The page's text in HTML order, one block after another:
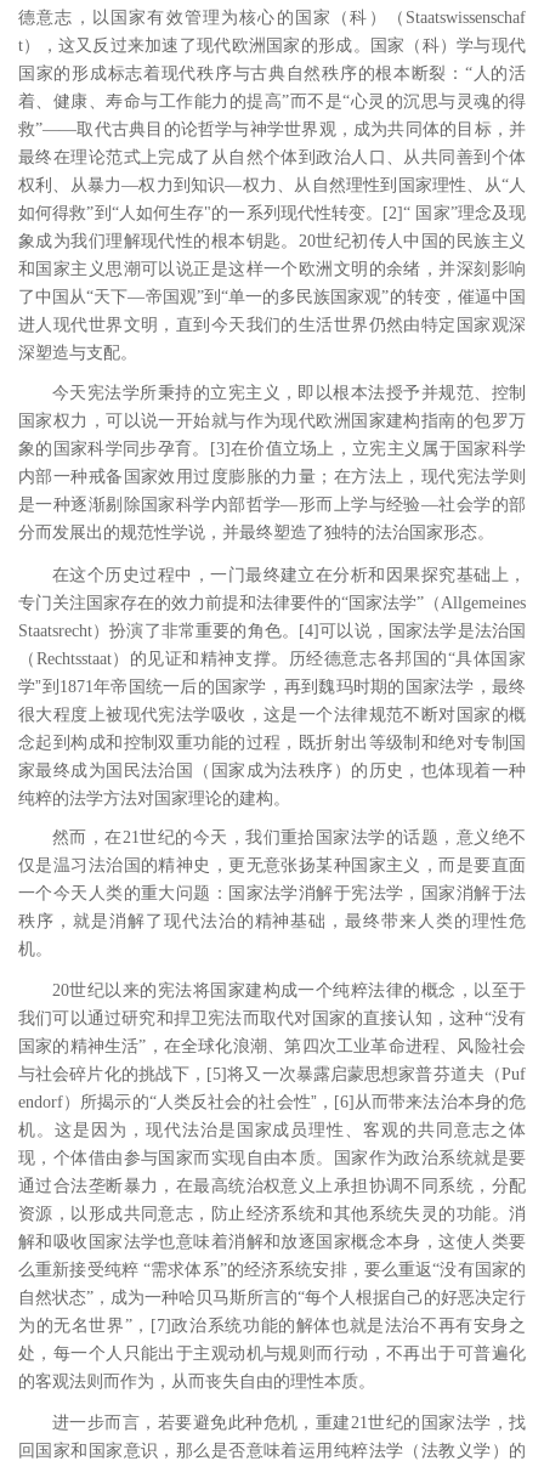
德意志，以国家有效管理为核心的国家（科）（ Staatswissenschaf
t），这又反过来加速了现代欧洲国家的形成。国家（科）学与现代
国家的形成标志着现代秩序与古典自然秩序的根本断裂：“人的活
着、健康、寿命与工作能力的提高”而不是“心灵的沉思与灵魂的得
救”――取代古典目的论哲学与神学世界观，成为共同体的目标，并
最终在理论范式上完成了从自然个体到政治人口、从共同善到个体
权利、从暴力―权力到知识―权力、从自然理性到国家理性、从“人
如何得救”到“人如何生存"的一系列现代性转变。 [2]“ 国家”理念及现
象成为我们理解现代性的根本钥匙。 20世纪初传人中国的民族主义
和国家主义思潮可以说正是这样一个欧洲文明的余绪，并深刻影响
了中国从“天下―帝国观”到“单一的多民族国家观”的转变，催逼中国
进人现代世界文明，直到今天我们的生活世界仍然由特定国家观深
深塑造与支配。
今天宪法学所秉持的立宪主义，即以根本法授予并规范、控制
国家权力，可以说一开始就与作为现代欧洲国家建构指南的包罗万
象的国家科学同步孕育。
[3]在价值立场上，立宪主义属于国家科学
内部一种戒备国家效用过度膨胀的力量；在方法上，现代宪法学则
是一种逐渐剔除国家科学内部哲学―形而上学与经验―社会学的部
分而发展出的规范性学说，并最终塑造了独特的法治国家形态。
在这个历史过程中，一门最终建立在分析和因果探究基础上，
专门关注国家存在的效力前提和法律要件的“国家法学”（ Allgemeines
Staatsrecht）扮演了非常重要的角色。 [4]可以说，国家法学是法治国
（ Rechtsstaat）的见证和精神支撑。历经德意志各邦国的“具体国家
学”到 1871年帝国统一后的国家学，再到魏玛时期的国家法学，最终
很大程度上被现代宪法学吸收，这是一个法律规范不断对国家的概
念起到构成和控制双重功能的过程，既折射出等级制和绝对专制国
家最终成为国民法治国（国家成为法秩序）的历史，也体现着一种
纯粹的法学方法对国家理论的建构。
然而，在21 世纪的今天，我们重拾国家法学的话题，意义绝不
仅是温习法治国的精神史，更无意张扬某种国家主义，而是要直面
一个今天人类的重大问题：国家法学消解于宪法学，国家消解于法
秩序，就是消解了现代法治的精神基础，最终带来人类的理性危
机。
20世纪以来的宪法将国家建构成一个纯粹法律的概念，以至于
我们可以通过研究和捍卫宪法而取代对国家的直接认知，这种“没有
国家的精神生活”，在全球化浪潮、第四次工业革命进程、风险社会
与社会碎片化的挑战下， [5]将又一次暴露启蒙思想家普芬道夫（Puf
endorf）所揭示的“人类反社会的社会性”， [6] 从而带来法治本身的危
机。这是因为，现代法治是国家成员理性、客观的共同意志之体
现，个体借由参与国家而实现自由本质。国家作为政治系统就是要
通过合法垄断暴力，在最高统治权意义上承担协调不同系统，分配
资源，以形成共同意志，防止经济系统和其他系统失灵的功能。消
解和吸收国家法学也意味着消解和放逐国家概念本身，这使人类要
么重新接受纯粹 “需求体系”的经济系统安排，要么重返“没有国家的
自然状态”，成为一种哈贝马斯所言的“每个人根据自己的好恶决定行
为的无名世界”， [7]政治系统功能的解体也就是法治不再有安身之
处，每一个人只能出于主观动机与规则而行动，不再出于可普遍化
的客观法则而作为，从而丧失自由的理性本质。
进一步而言，若要避免此种危机，重建 21世纪的国家法学，找
回国家和国家意识，那么是否意味着运用纯粹法学（法教义学）的